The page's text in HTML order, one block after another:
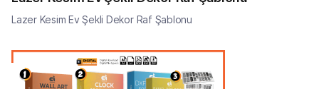
Lazer Kesim Ev Şekli Dekor Raf Şablonu